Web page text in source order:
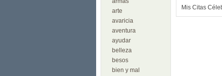
arte
avaricia
aventura
ayudar
belleza
besos
bien y mal
Mis Citas